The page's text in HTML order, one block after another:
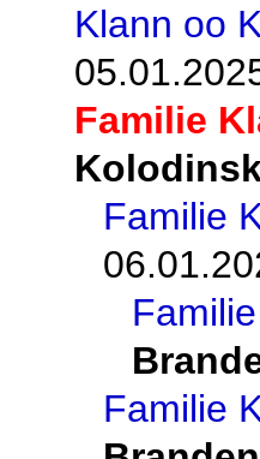
Klann oo
Familie
Familie
Familie